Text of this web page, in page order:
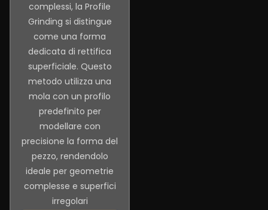
complessi, la Profile
Grinding si distingue
come una forma
dedicata di rettifica
superficiale. Questo
metodo utilizza una
mola con un profilo
predefinito per
modellare con
precisione la forma del
pezzo, rendendolo
ideale per geometrie
complesse e superfici
irregolari